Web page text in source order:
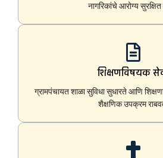
नागरिकांचे आरोग्य सुरक्षित
शिक्षणविषयक
ग्रामपंचायत शाळा सुविधा सुधारते आणि
शैक्षणिक उपक्रम